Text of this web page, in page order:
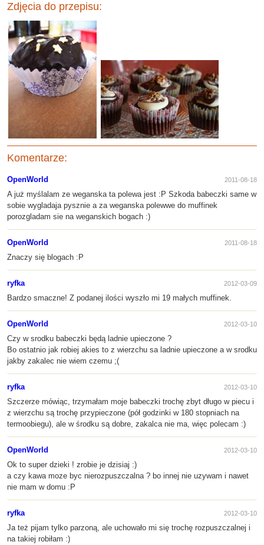
Zdjęcia do przepisu:
Komentarze:
OpenWorld 2011-08-18
A już myślalam ze weganska ta polewa jest :P Szkoda babeczki same w
sobie wygladaja pysznie a za weganska polewwe do muffinek
porozgladam sie na weganskich bogach :)
OpenWorld 2011-08-18
Znaczy się blogach :P
ryfka 2012-03-09
Bardzo smaczne! Z podanej ilości wyszło mi 19 małych muffinek.
OpenWorld 2012-03-10
Czy w srodku babeczki będą ladnie upieczone ?
Bo ostatnio jak robiej akies to z wierzchu sa ladnie upieczone a w srodku
jakby zakalec nie wiem czemu ;(
ryfka 2012-03-10
Szczerze mówiąc, trzymałam moje babeczki trochę zbyt długo w piecu i
z wierzchu są trochę przypieczone (pół godzinki w 180 stopniach na
termoobiegu), ale w środku są dobre, zakalca nie ma, więc polecam :)
OpenWorld 2012-03-10
Ok to super dzieki ! zrobie je dzisiaj :)
a czy kawa moze byc nierozpuszczalna ? bo innej nie uzywam i nawet
nie mam w domu :P
ryfka 2012-03-10
Ja też pijam tylko parzoną, ale uchowało mi się trochę rozpuszczalnej i
na takiej robiłam :)